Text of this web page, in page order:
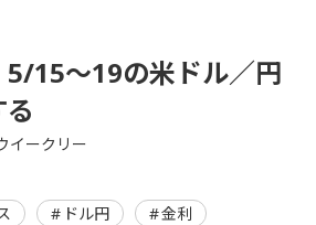
5/15～19の米ドル／円
イークリー
ドル円 金利